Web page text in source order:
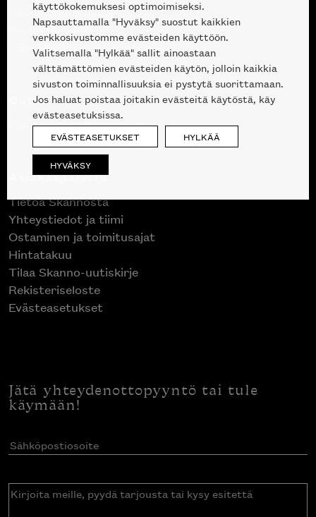
Suunnittelupalvelu
Projektimyynti
Liike Helsingin keskustassa
Outlet
Poistuvat mallikappaleet
Asiakaspalvelu
Tietoa Skannosta
Yhteystiedot ja tiimi
Ostaminen ja toimitusajat
Hintatakuu
Tilaa Skanno-uutiskirje
Rekisteriseloste
Evästeasetukset
Jätä yhteydenottopyyntö tai tule
käymään!
Sähköpostiosoite(Pakollinen)
Kirjoita
käyttökokemuksesi optimoimiseksi.
Napsauttamalla "Hyväksy" suostut kaikkien
verkkosivustomme evästeiden käyttöön.
Valitsemalla "Hylkää" sallit ainoastaan
välttämättömien evästeiden käytön, jolloin kaikkia
sivuston toiminnallisuuksia ei pystytä suorittamaan.
Jos haluat poistaa joitakin evästeitä käytöstä, käy
evästeasetuksissa.
EVÄSTEASETUKSET HYLKÄÄ
HYVÄKSY